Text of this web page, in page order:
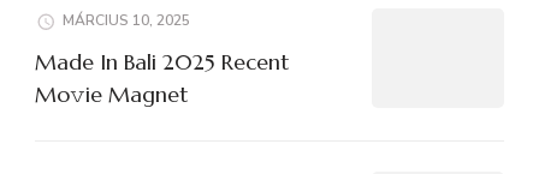
MÁRCIUS 10, 2025
Made In Bali 2025 Recent
Mo𝚟ie Magnet